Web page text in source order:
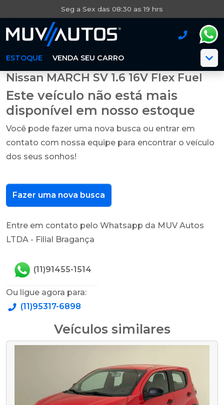
Seg a Sex das 08:30 as 19 hrs
ESTOQUE VENDA SEU CARRO
Nissan MARCH SV 1.6 16V Flex Fuel
Este veículo não está mais
disponível em nosso estoque
Você pode fazer uma nova busca ou entrar em
contato com nossa equipe para encontrar o veículo
dos seus sonhos!
Fazer uma nova busca
Entre em contato pelo Whatsapp da MUV Autos
LTDA - Filial Bragança
(11)91455-1514
Ou ligue agora para:
(11)95317-6898
Veículos similares